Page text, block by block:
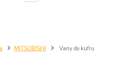
MITSUBISHI Vany do kufru